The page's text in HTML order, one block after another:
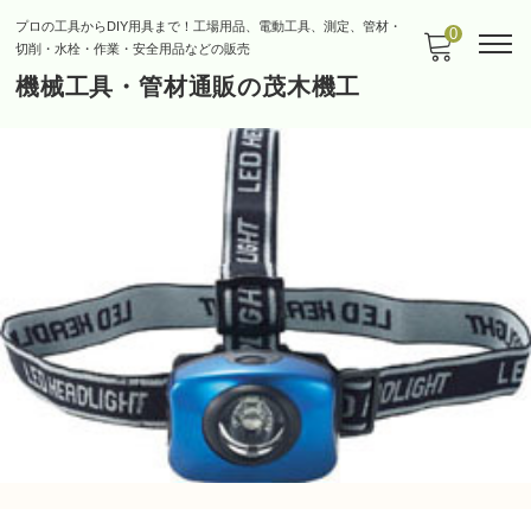
プロの工具からDIY用具まで！工場用品、電動工具、測定、管材・
切削・水栓・作業・安全用品などの販売
機械工具・管材通販の茂木機工
0